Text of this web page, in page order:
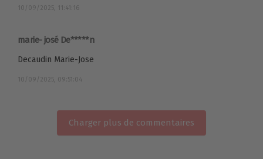
10/09/2025, 11:41:16
marie- josé De*****n
Decaudin Marie-Jose
10/09/2025, 09:51:04
Charger plus de commentaires